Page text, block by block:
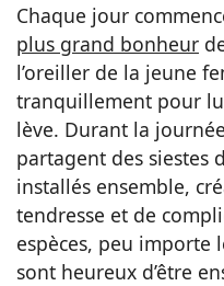
Chaque jour
plus grand bonheur
l’oreiller de la jeune
tranquillement pour
lève. Durant la
partagent des siestes
installés ensemble,
tendresse et de
espèces, peu importe
sont heureux d’être